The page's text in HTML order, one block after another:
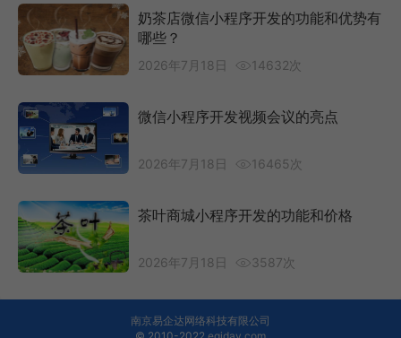
奶茶店微信小程序开发的功能和优势有
哪些？
2026年7月18日 14632次
微信小程序开发视频会议的亮点
2026年7月18日 16465次
茶叶商城小程序开发的功能和价格
2026年7月18日 3587次
南京易企达网络科技有限公司